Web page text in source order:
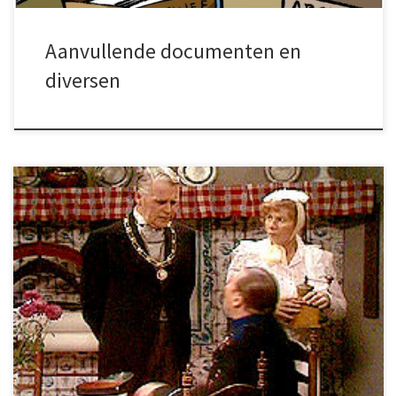
Zuiderzee te beleven […]
Aanvullende documenten en
diversen
Verslag van een zoektocht in de Urker
archieven.